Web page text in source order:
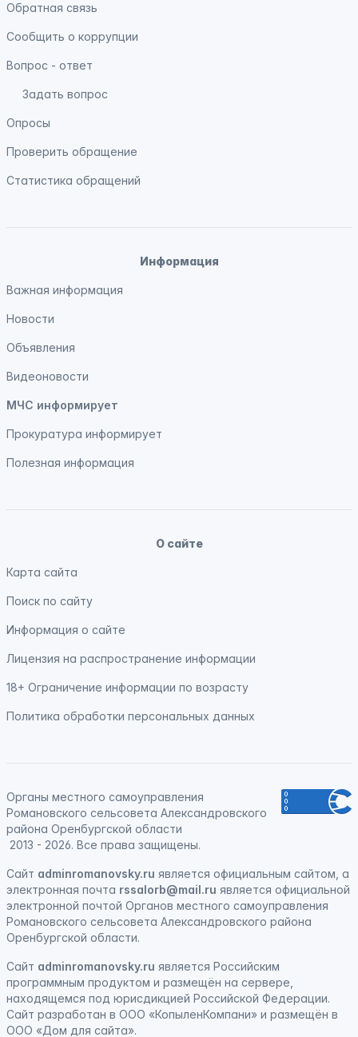
Обратная связь
Сообщить о коррупции
Вопрос - ответ
Задать вопрос
Опросы
Проверить обращение
Статистика обращений
Информация
Важная информация
Новости
Объявления
Видеоновости
МЧС информирует
Прокуратура информирует
Полезная информация
О сайте
Карта сайта
Поиск по сайту
Информация о сайте
Лицензия на распространение информации
18+ Ограничение информации по возрасту
Политика обработки персональных данных
Органы местного самоуправления
Романовского сельсовета Александровского
района Оренбургской области
2013 - 2026. Все права защищены.
Сайт adminromanovsky.ru является официальным сайтом, а
электронная почта rssalorb@mail.ru является официальной
электронной почтой Органов местного самоуправления
Романовского сельсовета Александровского района
Оренбургской области.
Сайт adminromanovsky.ru является Российским
программным продуктом и размещён на сервере,
находящемся под юрисдикцией Российской Федерации.
Сайт разработан в ООО «КопыленКомпани» и размещён в
ООО «Дом для сайта».